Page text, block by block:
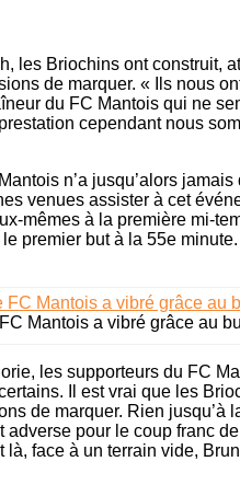
les Briochins ont construit,
de marquer. « Ils nous
du FC Mantois qui ne
cependant nous
n’a jusqu’alors
venues assister à cet
mêmes à la première mi-
premier but à la 55e
Mantois a vibré grâce au
les supporteurs du FC
Il est vrai que les
de marquer. Rien jusqu’à
adverse pour le coup franc
face à un terrain vide,